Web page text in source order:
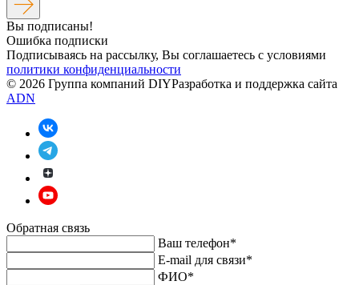
Вы подписаны!
Ошибка подписки
Подписываясь на рассылку, Вы соглашаетесь c условиями
политики конфиденциальности
© 2026 Группа компаний DIYРазработка и поддержка сайта
ADN
Обратная связь
Ваш телефон*
E-mail для связи*
ФИО*